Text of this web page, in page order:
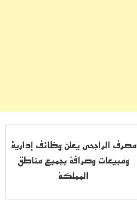
مصرف الراجحي يعلن وظائف إدارية
ومبيعات وصرافة بجميع مناطق
المملكة